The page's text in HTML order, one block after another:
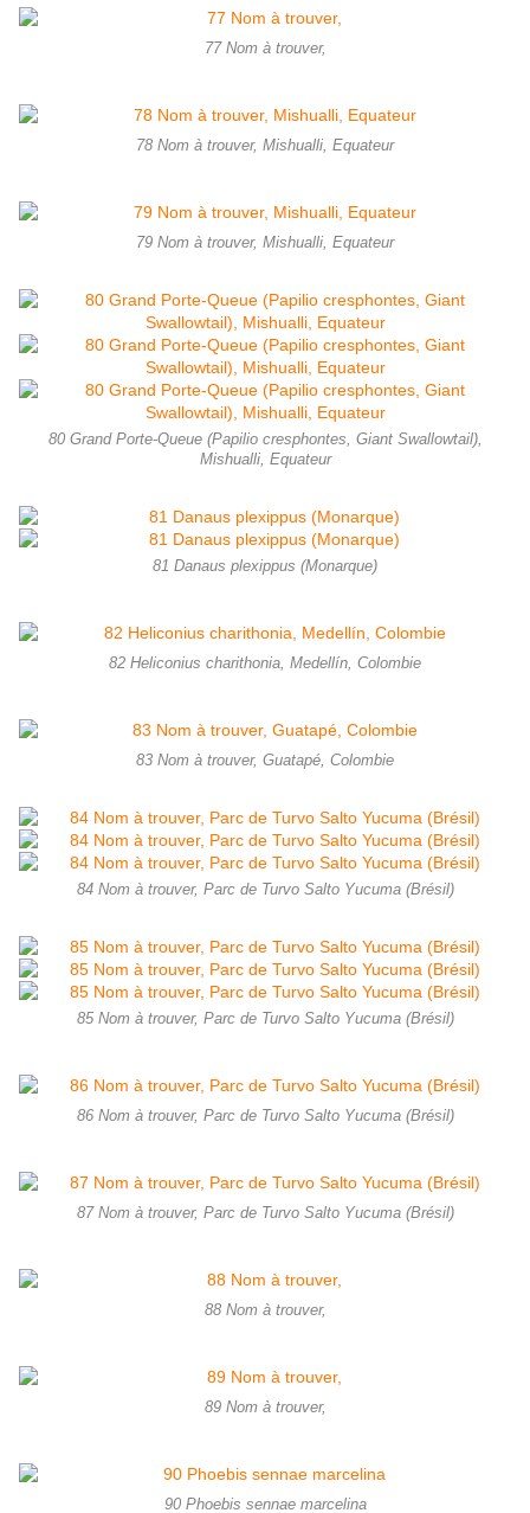
77 Nom à trouver,
78 Nom à trouver, Mishualli, Equateur
79 Nom à trouver, Mishualli, Equateur
80 Grand Porte-Queue (Papilio cresphontes, Giant Swallowtail),
Mishualli, Equateur
81 Danaus plexippus (Monarque)
82 Heliconius charithonia, Medellín, Colombie
83 Nom à trouver, Guatapé, Colombie
84 Nom à trouver, Parc de Turvo Salto Yucuma (Brésil)
85 Nom à trouver, Parc de Turvo Salto Yucuma (Brésil)
86 Nom à trouver, Parc de Turvo Salto Yucuma (Brésil)
87 Nom à trouver, Parc de Turvo Salto Yucuma (Brésil)
88 Nom à trouver,
89 Nom à trouver,
90 Phoebis sennae marcelina